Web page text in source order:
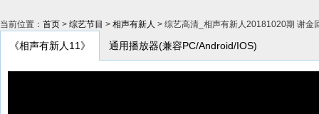
当前位置： 首页 > 综艺节目 > 相声有新人 > 综艺高清_相声有新人20181020期 谢金
《相声有新人11》 通用播放器(兼容PC/Android/IOS)